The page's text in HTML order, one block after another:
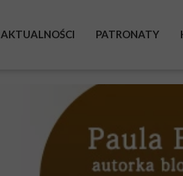
AKTUALNOŚCI PATRONATY